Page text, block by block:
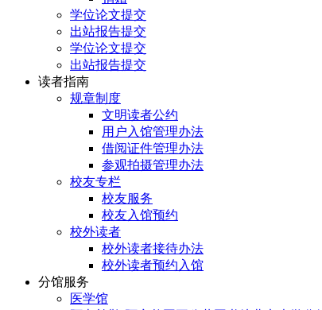
学位论文提交
出站报告提交
学位论文提交
出站报告提交
读者指南
规章制度
文明读者公约
用户入馆管理办法
借阅证件管理办法
参观拍摄管理办法
校友专栏
校友服务
校友入馆预约
校外读者
校外读者接待办法
校外读者预约入馆
分馆服务
医学馆